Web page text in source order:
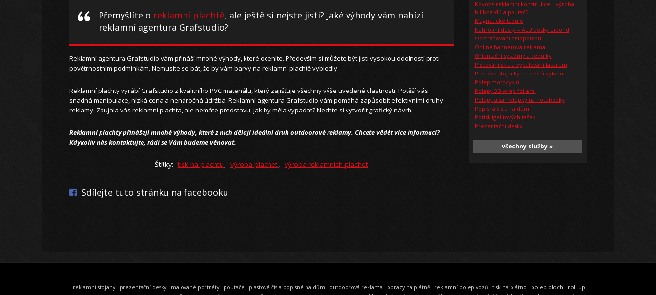
Přemýšlíte o reklamní plachtě, ale ještě si nejste jisti? Jaké výhody vám nabízí
reklamní agentura Grafstudio?
Reklamní agentura Grafstudio vám přináší mnohé výhody, které oceníte. Především si můžete být jisti vysokou odolností proti
povětrnostním podmínkám. Nemusíte se bát, že by vám barvy na reklamní plachtě vybledly.
Reklamní plachty vyrábí Grafstudio z kvalitního PVC materiálu, který zajišťuje všechny výše uvedené vlastnosti. Potěší vás i
snadná manipulace, nízká cena a nenáročná údržba. Reklamní agentura Grafstudio vám pomáhá zapůsobit efektivními druhy
reklamy. Zaujala vás reklamní plachta, ale nemáte představu, jak by měla vypadat? Nechte si vytvořit grafický návrh.
Reklamní plachty přinášejí mnohé výhody, které z nich dělají ideální druh outdoorové reklamy. Chcete vědět více informací?
Kdykoliv nás kontaktujte, rádi se Vám budeme věnovat.
Štítky: tisk na plachtu, výroba plachet, výroba reklamních plachet
Sdílejte tuto stránku na facebooku
Kovové reklamní konstrukce – výroba
billboardů a poutačů
Magnetické tabule
Náhrobní desky – ALU desky Dibond
Odstraňování celopolepu
Online bannerová reklama
Orientační systémy a cedulky
Pískování skla a vypalování laserem
Plastové stojánky na zeď či výlohu
Polep motocyklů
Polepy 3D wrap foliemi
Polepy a samolepky na notebooky
Popisná čísla na dům
Potisk igelitových tašek
Prezentační desky
všechny služby »
reklamní stojany prezentační desky malované portréty poutače plastové čísla popisné na dům outdoorová reklama obrazy na plátně reklamní polep vozů tisk na plátno polep ploch
roll up